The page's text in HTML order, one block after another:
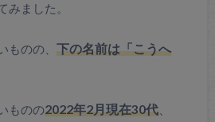
みました。
ものの、 下の名前は「こうへ
ものの2022年2月現在30代、